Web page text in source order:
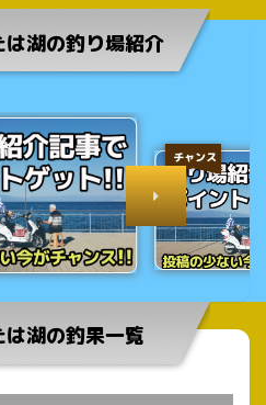
湖の釣り場紹介
チャンス
湖の釣果一覧